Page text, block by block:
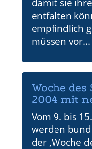
damit sie
entfalten
empfindlich
müssen vor...
Woche des
2004 mit
Vom 9. bis
werden
der ‚Woche